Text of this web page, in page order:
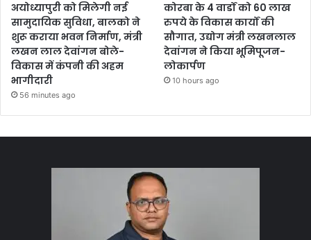
अयोध्यापुरी को मिलेगी नई
सामुदायिक सुविधा, बालको ने
शुरू कराया भवन निर्माण, मंत्री
लखन लाल देवांगन बोले-
विकास में कंपनी की अहम
भागीदारी
56 minutes ago
कोरबा के 4 वार्डों को 60 लाख
रुपये के विकास कार्यों की
सौगात, उद्योग मंत्री लखनलाल
देवांगन ने किया भूमिपूजन-
लोकार्पण
10 hours ago